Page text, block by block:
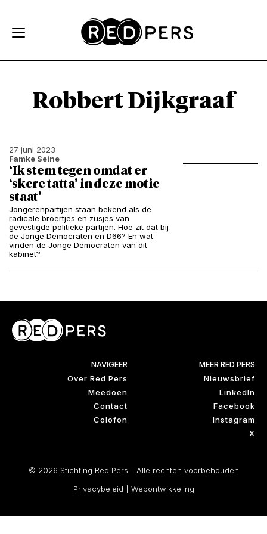
Robbert Dijkgraaf
27 juni 2023
Famke Seine
‘Ik stem tegen omdat er
‘skere tatta’ in deze motie
staat’
Jongerenpartijen staan bekend als de
radicale broertjes en zusjes van
gevestigde politieke partijen. Hoe zit dat bij
de Jonge Democraten en D66? En wat
vinden de Jonge Democraten van dit
kabinet?
NAVIGEER
Over Red Pers
Meedoen
Contact
Colofon
MEER RED PERS
Nieuwsbrief
LinkedIn
Facebook
Instagram
X
© 2026 Stichting Red Pers - Alle rechten voorbehouden
Privacybeleid
Webontwikkeling